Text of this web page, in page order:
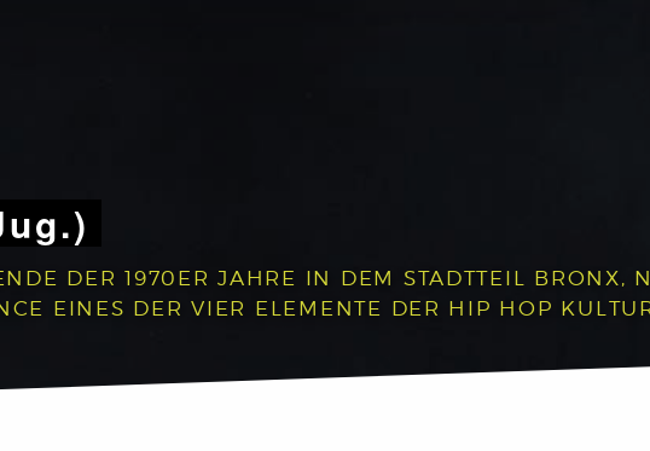
DER 1970ER JAHRE IN DEM STADTTEIL BRONX,
EINES DER VIER ELEMENTE DER HIP HOP